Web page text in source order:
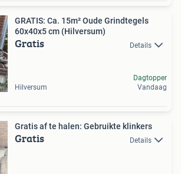
GRATIS: Ca. 15m² Oude Grindtegels
60x40x5 cm (Hilversum)
Gratis Details
Hilversum
Dagtopper
Vandaag
Gratis af te halen: Gebruikte klinkers
Gratis Details